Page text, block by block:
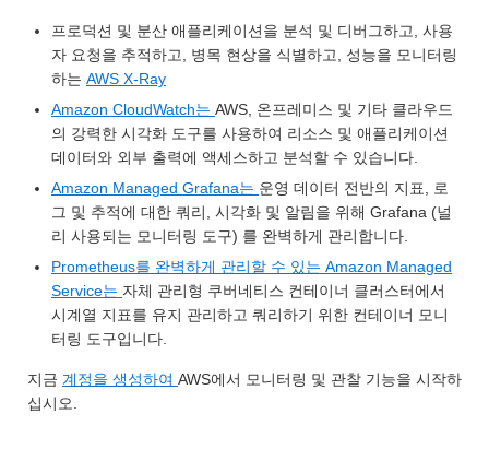
프로덕션 및 분산 애플리케이션을 분석 및 디버그하고, 사용
자 요청을 추적하고, 병목 현상을 식별하고, 성능을 모니터링
하는 AWS X-Ray
Amazon CloudWatch는 AWS, 온프레미스 및 기타 클라우드
의 강력한 시각화 도구를 사용하여 리소스 및 애플리케이션
데이터와 외부 출력에 액세스하고 분석할 수 있습니다.
Amazon Managed Grafana는 운영 데이터 전반의 지표, 로
그 및 추적에 대한 쿼리, 시각화 및 알림을 위해 Grafana (널
리 사용되는 모니터링 도구) 를 완벽하게 관리합니다.
Prometheus를 완벽하게 관리할 수 있는 Amazon Managed
Service는 자체 관리형 쿠버네티스 컨테이너 클러스터에서
시계열 지표를 유지 관리하고 쿼리하기 위한 컨테이너 모니
터링 도구입니다.
지금 계정을 생성하여 AWS에서 모니터링 및 관찰 기능을 시작하
십시오.